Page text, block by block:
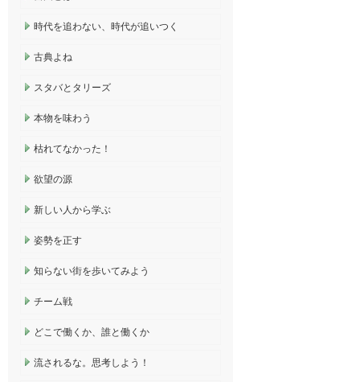
時代を追わない、時代が追いつく
古典よね
スタバとタリーズ
本物を味わう
枯れてなかった！
欲望の源
新しい人から学ぶ
姿勢を正す
知らない街を歩いてみよう
チーム戦
どこで働くか、誰と働くか
流されるな。思考しよう！